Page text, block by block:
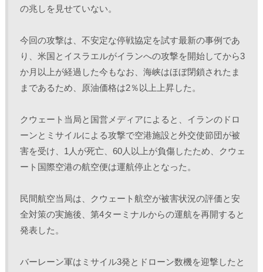
新
ィ
ン
ド
ウ
開
ま
す
ッ
く
だ
さ
い
新
い
ウ
ド
ウ
開
ま
す
)
(
ウ
ィ
ン
ド
で
き
ま
で
す
)
の兆しを見せていない。
今回の攻撃は、不安定な停戦協定を試す最新の事例であ
り、米国とイスラエルがイランへの攻撃を開始してから3
か月以上が経過した今もなお、海峡はほぼ閉鎖されたま
まであるため、原油価格は2％以上上昇した。
クウェート当局と国営メディアによると、イランのドロ
ーンとミサイルによる攻撃で空港施設と外交使節団が被
害を受け、1人が死亡、60人以上が負傷したため、クウェ
ート国際空港の航空便は運航停止となった。
民間航空当局は、クウェート航空が被害状況の評価と安
全対策の実施後、第4ターミナルからの運航を再開すると
発表した。
バーレーン軍はミサイル3発とドローン数機を迎撃したと